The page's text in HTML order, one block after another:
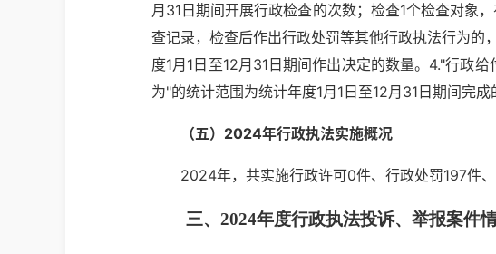
月31日期间开展行政检查的次数；检查1个检查对象
查记录，检查后作出行政处罚等其他行政执法行为
度1月1日至12月31日期间作出决定的数量。4."行政
为"的统计范围为统计年度1月1日至12月31日期间完成
（五）2024年行政执法实施概况
2024年，共实施行政许可0件、行政处罚197件
三、2024年度行政执法投诉、举报案件